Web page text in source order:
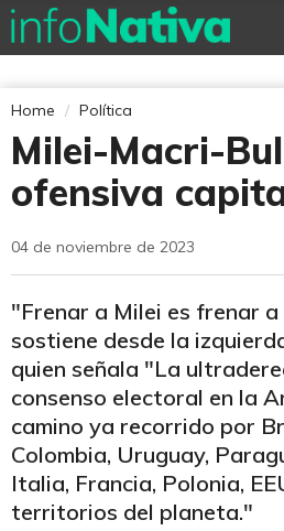
Home Política
Milei-Macri-
ofensiva
04 de noviembre de 2023
"Frenar a Milei es frenar
sostiene desde la
quien señala "La
consenso electoral en la
camino ya recorrido por
Colombia, Uruguay,
Italia, Francia, Polonia,
territorios del planeta."